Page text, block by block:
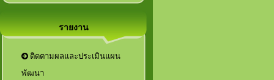
รายงาน
ติดตามผลและประเมินแผน
พัฒนา